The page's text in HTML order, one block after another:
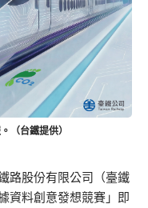
（台鐵提供）
路股份有限公司（臺鐵
資料創意發想競賽」即